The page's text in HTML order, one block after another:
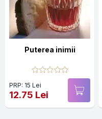
Puterea inimii
PRP: 15 Lei
12.75 Lei